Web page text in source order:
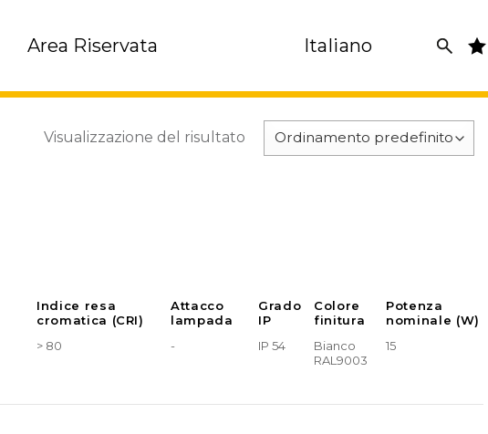
Area Riservata Italiano
Visualizzazione del risultato
Indice resa
cromatica (CRI)
Attacco
lampada
Grado
IP
Colore
finitura
Potenza
nominale (W)
> 80 - IP 54
Bianco
RAL9003
15